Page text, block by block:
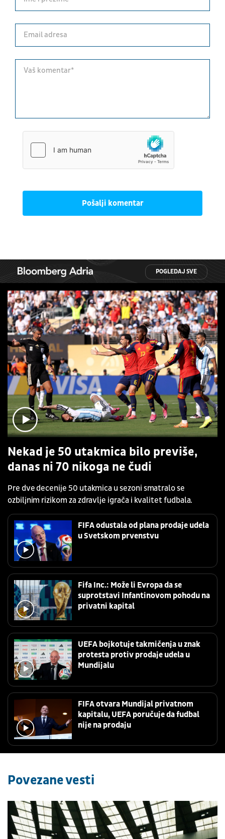
Pošalji komentar
POGLEDAJ SVE
Nekad je 50 utakmica bilo previše,
danas ni 70 nikoga ne čudi
Pre dve decenije 50 utakmica u sezoni smatralo se
ozbiljnim rizikom za zdravlje igrača i kvalitet fudbala.
FIFA odustala od plana prodaje udela
u Svetskom prvenstvu
Fifa Inc.: Može li Evropa da se
suprotstavi Infantinovom pohodu na
privatni kapital
UEFA bojkotuje takmičenja u znak
protesta protiv prodaje udela u
Mundijalu
FIFA otvara Mundijal privatnom
kapitalu, UEFA poručuje da fudbal
nije na prodaju
Povezane vesti